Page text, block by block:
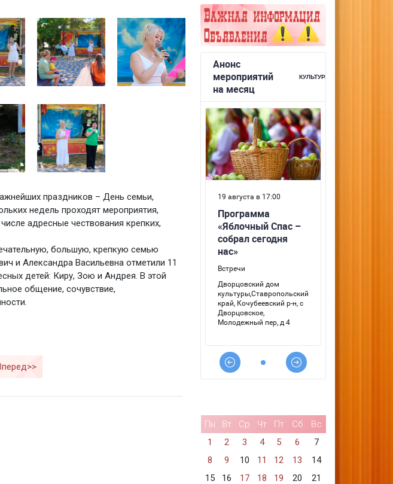
праздников – День семьи,
недель проходят мероприятия,
адресные чествования крепких,
большую, крепкую семью
и Александра Васильевна отметили 11
детей: Киру, Зою и Андрея. В этой
общение, сочувствие,
Пн Вт Ср Чт Пт Сб
Вс
1
2 3 4 5 6
7
8
9 10 11 12 13
14
15
16 17 18 19 20
21